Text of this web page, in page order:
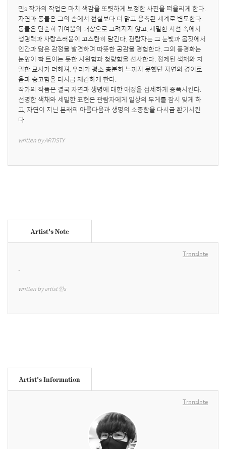
민s 작가의 작업은 마치 색감을 또렷하게 보정한 사진을 떠올리게 한다.
자연과 동물은 그의 손에서 현실보다 더 맑고 응축된 세계로 변모한다.
동물은 단순히 귀여움의 대상으로 그려지지 않고, 세밀한 시선 속에서
생명력과 사랑스러움이 고스란히 담긴다. 관람자는 그 눈빛과 몸짓에서
인간과 닮은 감정을 발견하며 따뜻한 공감을 경험한다. 그의 풍경화는
눈앞이 확 트이는 듯한 시원함과 청량함을 선사한다. 정제된 색채와 치
밀한 묘사가 더해져, 우리가 평소 충분히 느끼지 못했던 자연의 경이로
움과 숭고함을 다시금 체감하게 한다.
작가의 작품은 결국 자연과 생명에 대한 애정을 섬세하게 증폭시킨다.
선명한 색채와 세밀한 표현은 관람자에게 일상의 무게를 잠시 잊게 하
고, 자연이 지닌 본래의 아름다움과 생명의 소중함을 다시금 환기시킨
다.
written by ARTISTY
Artist's Note
Translate
.
written by artist 민s
Artist's Information
Translate